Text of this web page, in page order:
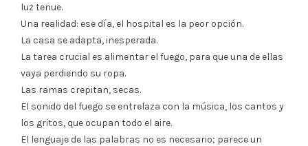
luz tenue.
Una realidad: ese día, el hospital es la peor opción.
La casa se adapta, inesperada.
La tarea crucial es alimentar el fuego, para que una de ellas
vaya perdiendo su ropa.
Las ramas crepitan, secas.
El sonido del fuego se entrelaza con la música, los cantos y
los gritos, que ocupan todo el aire.
El lenguaje de las palabras no es necesario; parece un